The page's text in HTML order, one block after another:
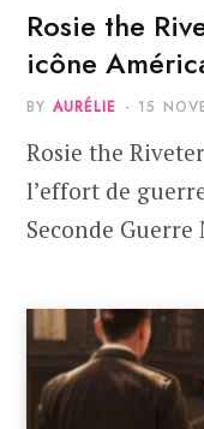
Rosie the
icône
BY AURÉLIE 15
Rosie the
l’effort de
Seconde